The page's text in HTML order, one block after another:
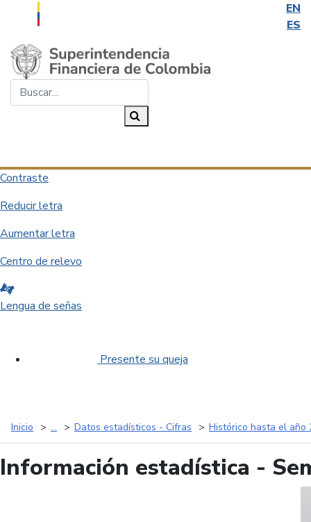
EN
ES
Saltar al contenido principal
Contraste
Reducir letra
Aumentar letra
Centro de relevo
Lengua de señas
Presente su queja
Inicio ... Datos estadísticos - Cifras Histórico hasta el año
Información estadística -